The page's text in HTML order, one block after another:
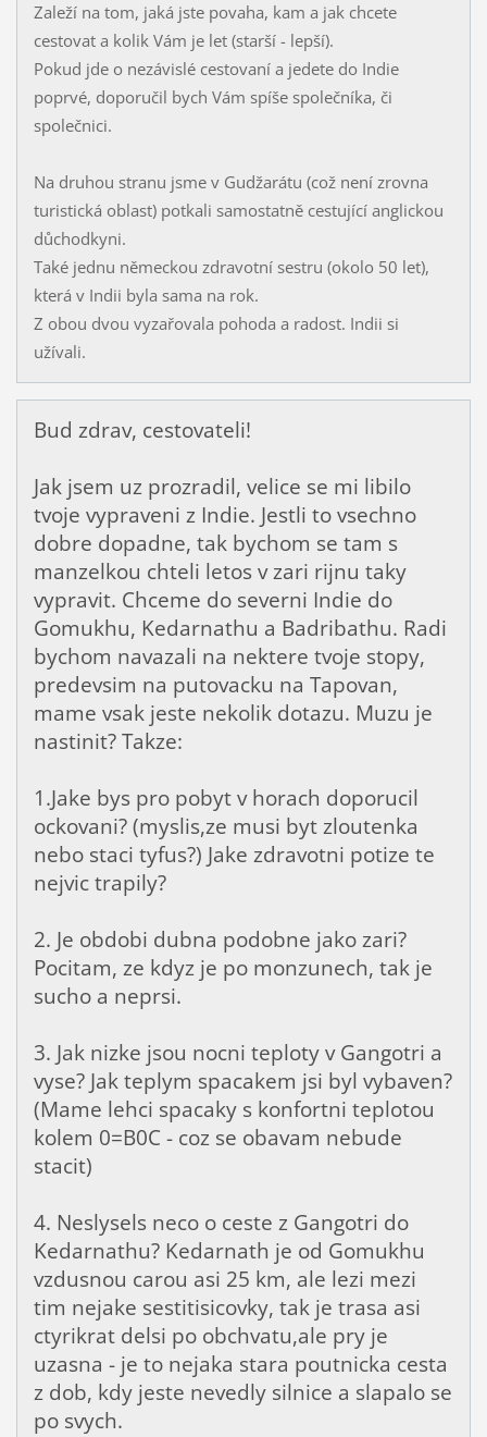
Zaleží na tom, jaká jste povaha, kam a jak chcete
cestovat a kolik Vám je let (starší - lepší).
Pokud jde o nezávislé cestovaní a jedete do Indie
poprvé, doporučil bych Vám spíše společníka, či
společnici.
Na druhou stranu jsme v Gudžarátu (což není zrovna
turistická oblast) potkali samostatně cestující anglickou
důchodkyni.
Také jednu německou zdravotní sestru (okolo 50 let),
která v Indii byla sama na rok.
Z obou dvou vyzařovala pohoda a radost. Indii si
užívali.
Bud zdrav, cestovateli!
Jak jsem uz prozradil, velice se mi libilo
tvoje vypraveni z Indie. Jestli to vsechno
dobre dopadne, tak bychom se tam s
manzelkou chteli letos v zari rijnu taky
vypravit. Chceme do severni Indie do
Gomukhu, Kedarnathu a Badribathu. Radi
bychom navazali na nektere tvoje stopy,
predevsim na putovacku na Tapovan,
mame vsak jeste nekolik dotazu. Muzu je
nastinit? Takze:
1.Jake bys pro pobyt v horach doporucil
ockovani? (myslis,ze musi byt zloutenka
nebo staci tyfus?) Jake zdravotni potize te
nejvic trapily?
2. Je obdobi dubna podobne jako zari?
Pocitam, ze kdyz je po monzunech, tak je
sucho a neprsi.
3. Jak nizke jsou nocni teploty v Gangotri a
vyse? Jak teplym spacakem jsi byl vybaven?
(Mame lehci spacaky s konfortni teplotou
kolem 0=B0C - coz se obavam nebude
stacit)
4. Neslysels neco o ceste z Gangotri do
Kedarnathu? Kedarnath je od Gomukhu
vzdusnou carou asi 25 km, ale lezi mezi
tim nejake sestitisicovky, tak je trasa asi
ctyrikrat delsi po obchvatu,ale pry je
uzasna - je to nejaka stara poutnicka cesta
z dob, kdy jeste nevedly silnice a slapalo se
po svych.